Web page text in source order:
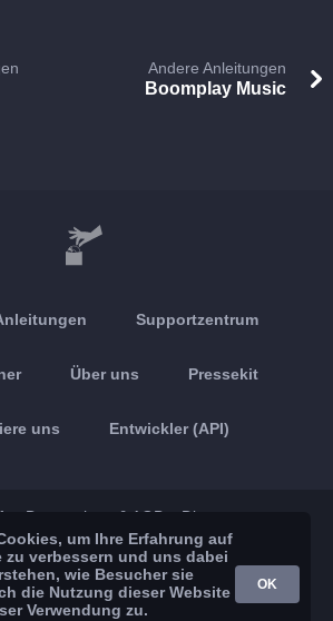
Andere Anleitungen
Boomplay Music
Supportzentrum
Über uns Pressekit
uns Entwickler (API)
Datenschutz & AGB Dienststatus
Store Google Play
um Ihre Erfahrung auf
zu verbessern und uns dabei
wie Besucher sie
die Nutzung dieser Website
Verwendung zu.
OK